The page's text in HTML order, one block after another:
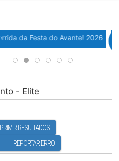
Evento WeTiming
da Festa do Avante! 2026
- Elite
RESULTADOS
REPORTAR ERRO